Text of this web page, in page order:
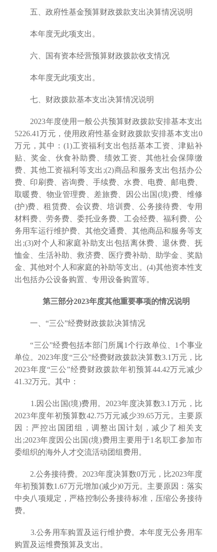
五、政府性基金预算财政拨款支出决算情况说明
本年度无此项支出。
六、国有资本经营预算财政拨款收支情况
本年度无此项支出。
七、财政拨款基本支出决算情况说明
2023年度使用一般公共预算财政拨款安排基本支出
5226.41万元，使用政府性基金财政拨款安排基本支出0
万元，其中：(1)工资福利支出包括基本工资、津贴补
贴、奖金、伙食补助费、绩效工资、其他社会保障缴
费、其他工资福利等支出;(2)商品和服务支出包括办公
费、印刷费、咨询费、手续费、水费、电费、邮电费、
取暖费、物业管理费、差旅费、因公出国(境)费、维修
(护)费、租赁费、会议费、培训费、公务接待费、专用
材料费、劳务费、委托业务费、工会经费、福利费、公
务用车运行维护费、其他交通费、其他商品和服务等支
出;(3)对个人和家庭补助支出包括离休费、退休费、抚
恤金、生活补助、救济费、医疗费补助、助学金、奖励
金、其他对个人和家庭的补助等支出。(4)其他资本性支
出包括办公设备购置、专用设备购置等。
第三部分2023年度其他重要事项的情况说明
一、“三公”经费财政拨款决算情况
“三公”经费包括本部门所属1个行政单位、1个事业
单位。2023年度“三公”经费财政拨款决算数3.1万元，比
2023年度“三公”经费财政拨款年初预算44.42万元减少
41.32万元。其中：
1.因公出国(境)费用。2023年度决算数3.1万元，比
2023年度年初预算数42.75万元减少39.65万元。主要原
因：严控出国团组，调整出国计划，减少了相关支
出;2023年度因公出国(境)费用主要用于1名职工参加市
委组织的海外人才交流活动团组费用。
2.公务接待费。2023年度决算数0万元，比2023年度
年初预算数1.67万元增加(减少)0万元。主要原因：落实
中央八项规定，严格控制公务接待标准，压缩公务接待
费。
3.公务用车购置及运行维护费。本年度无公务用车
购置及运维费预算及支出。